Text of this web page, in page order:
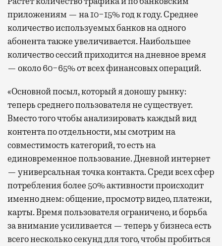
приложениям — на 10−15% год к году. Среднее
количество используемых банков на одного
абонента также увеличивается. Наибольшее
количество сессий приходится на дневное время
— около 60−65% от всех финансовых операций.
«Основной посыл, который я доношу рынку:
теперь среднего пользователя не существует.
Вместо того чтобы анализировать каждый вид
контента по отдельности, мы смотрим на
совместимость категорий, то есть на
единовременное пользование. Дневной интернет
— универсальная точка контакта. Среди всех сфер
потребления более 50% активности происходит
именно днем: общение, просмотр видео, платежи,
карты. Время пользователя ограничено, и борьба
за внимание усиливается — теперь у бизнеса есть
всего несколько секунд для того, чтобы пробиться